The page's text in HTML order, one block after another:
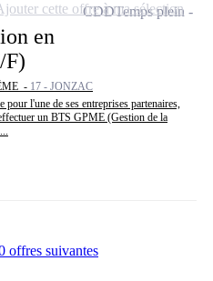
en
F)
- 17 - JONZAC
l'une de ses entreprises partenaires,
un BTS GPME (Gestion de la
CDDTemps plein
cette offre à ma sélection
offres suivantes